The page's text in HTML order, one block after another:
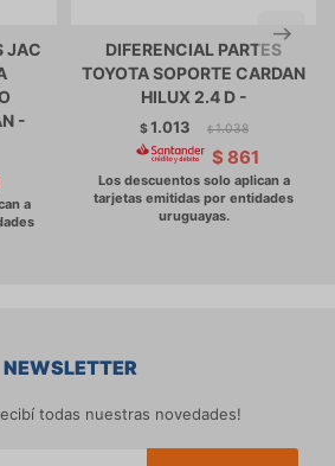
JAC
-
DIFERENCIAL PARTES
TOYOTA SOPORTE CARDAN
HILUX 2.4 D -
$1.013 $ 1.038
$ 861
NEWSLETTER
todas nuestras novedades!